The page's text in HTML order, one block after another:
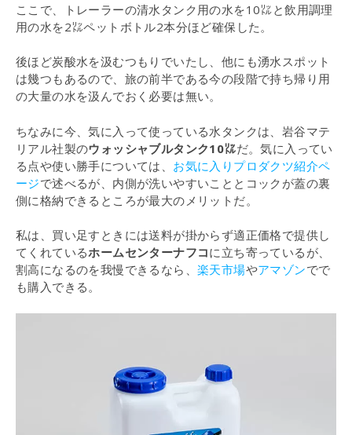
ここで、トレーラーの清水タンク用の水を10㍑と飲用調理
用の水を2㍑ペットボトル2本分ほど確保した。
後ほど炭酸水を汲むつもりでいたし、他にも湧水スポット
は幾つもあるので、旅の前半である今の段階で持ち帰り用
の大量の水を汲んでおく必要は無い。
ちなみに今、気に入って使っている水タンクは、岩谷マテ
リアル社製のウォッシャブルタンク10㍑だ。気に入ってい
る点や使い勝手については、 お気に入りプロダクツ紹介ペ
ージで述べるが、内側が洗いやすいこととコックが蓋の裏
側に格納できるところが最大のメリットだ。
私は、買い足すときには送料が掛からず適正価格で提供し
てくれているホームセンターナフコに立ち寄っているが、
割高になるのを我慢できるなら、 楽天市場やアマゾンでで
も購入できる。